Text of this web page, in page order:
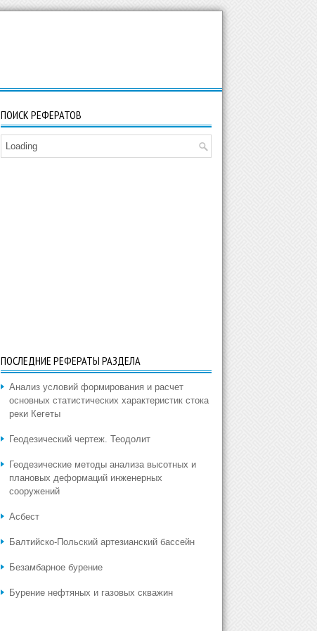
ПОИСК РЕФЕРАТОВ
Loading
ПОСЛЕДНИЕ РЕФЕРАТЫ РАЗДЕЛА
Анализ условий формирования и расчет
основных статистических характеристик стока
реки Кегеты
Геодезический чертеж. Теодолит
Геодезические методы анализа высотных и
плановых деформаций инженерных
сооружений
Асбест
Балтийско-Польский артезианский бассейн
Безамбарное бурение
Бурение нефтяных и газовых скважин